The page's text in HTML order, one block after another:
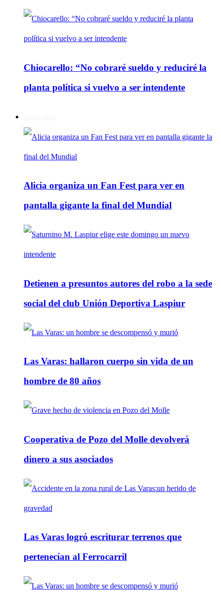
Chiocarello: “No cobraré sueldo y reduciré la
planta política si vuelvo a ser intendente
Alicia organiza un Fan Fest para ver en
pantalla gigante la final del Mundial
Detienen a presuntos autores del robo a la sede
social del club Unión Deportiva Laspiur
Las Varas: hallaron cuerpo sin vida de un
hombre de 80 años
Cooperativa de Pozo del Molle devolverá
dinero a sus asociados
Las Varas logró escriturar terrenos que
pertenecían al Ferrocarril